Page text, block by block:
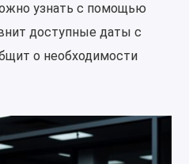
узнать с помощью
доступные даты с
о необходимости